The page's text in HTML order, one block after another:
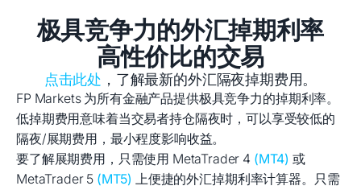
极具竞争力的外汇掉期利率
高性价比的交易
点击此处 ，了解最新的外汇隔夜掉期费用。
FP Markets 为所有金融产品提供极具竞争力的掉期利率。
低掉期费用意味着当交易者持仓隔夜时，可以享受较低的
隔夜/展期费用，最小程度影响收益。
要了解展期费用，只需使用 MetaTrader 4 (MT4) 或
MetaTrader 5 (MT5) 上便捷的外汇掉期利率计算器。只需